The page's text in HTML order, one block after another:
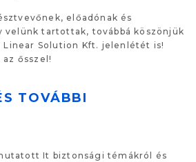
előadónak és
velünk tartottak, továbbá köszönjük
Linear Solution Kft. jelenlétét is!
ősszel!
TOVÁBBI
It biztonsági témákról és